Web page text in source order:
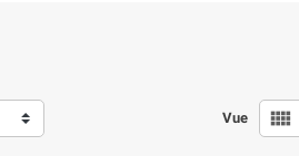
Vue view_comfy